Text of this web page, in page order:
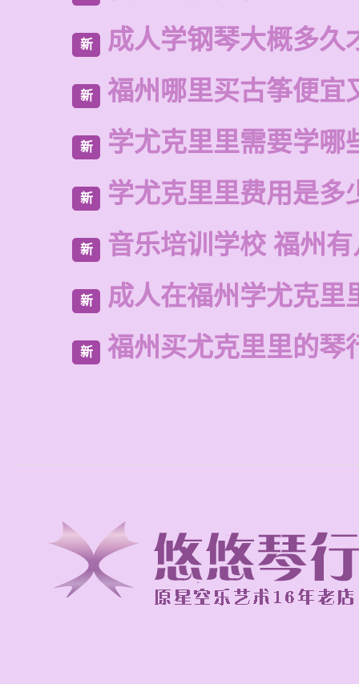
新 成人学钢琴大概多久
新 福州哪里买古筝便宜
新 学尤克里里需要学哪
新 学尤克里里费用是多
新 音乐培训学校 福州
新 成人在福州学尤克里
新 福州买尤克里里的琴